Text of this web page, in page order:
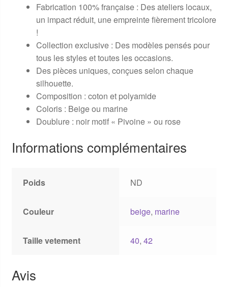
Fabrication 100% française : Des ateliers locaux,
un impact réduit, une empreinte fièrement tricolore
!
Collection exclusive : Des modèles pensés pour
tous les styles et toutes les occasions.
Des pièces uniques, conçues selon chaque
silhouette.
Composition : coton et polyamide
Coloris : Beige ou marine
Doublure : noir motif « Pivoine » ou rose
Informations complémentaires
Poids ND
Couleur beige, marine
Taille vetement 40,42
Avis